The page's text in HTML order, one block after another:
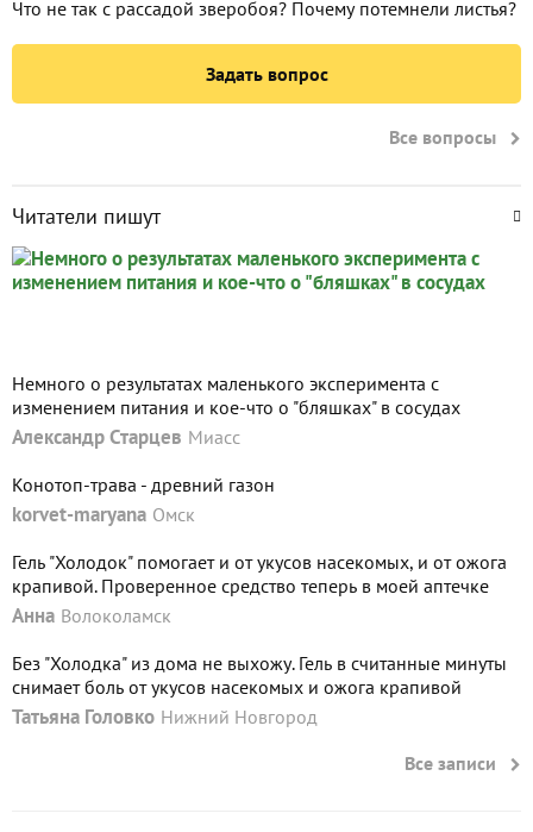
Что не так с рассадой зверобоя? Почему потемнели листья?
Задать вопрос
Все вопросы
Читатели пишут
Немного о результатах маленького эксперимента с
изменением питания и кое-что о "бляшках" в сосудах
Александр Старцев Миасс
Конотоп-трава - древний газон
korvet-maryana Омск
Гель "Холодок" помогает и от укусов насекомых, и от ожога
крапивой. Проверенное средство теперь в моей аптечке
Анна Волоколамск
Без "Холодка" из дома не выхожу. Гель в считанные минуты
снимает боль от укусов насекомых и ожога крапивой
Татьяна Головко Нижний Новгород
Все записи